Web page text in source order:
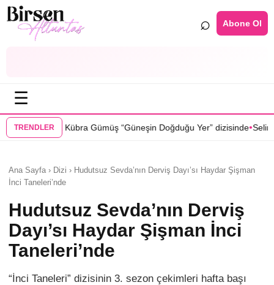
⌕ Abone Ol
☰
TRENDLER
Gümüş “Güneşin Doğduğu Yer” dizisinde•Selin Türkmen “Karma”
Ana Sayfa › Dizi › Hudutsuz Sevda’nın Derviş Dayı’sı Haydar Şişman
İnci Taneleri’nde
Hudutsuz Sevda’nın Derviş
Dayı’sı Haydar Şişman İnci
Taneleri’nde
“İnci Taneleri” dizisinin 3. sezon çekimleri hafta başı